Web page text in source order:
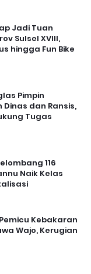
Jadi Tuan
Sulsel XVIII,
hingga Fun Bike
Pimpin
dan Ransis,
Tugas
116
Naik Kelas
Kebakaran
Wajo, Kerugian